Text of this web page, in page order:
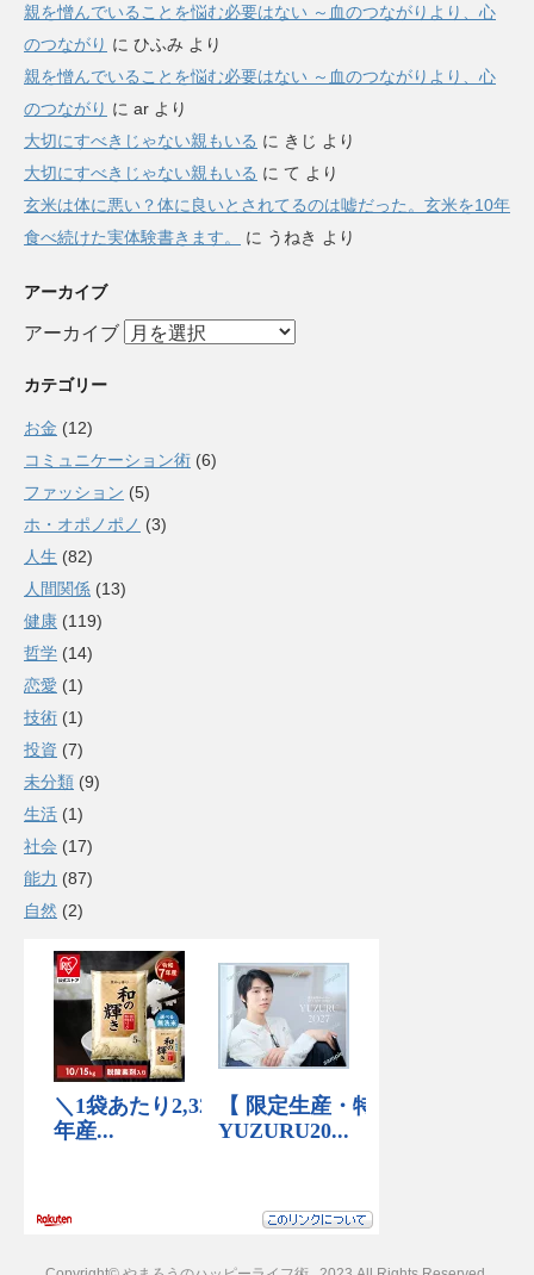
親を憎んでいることを悩む必要はない ～血のつながりより、心
のつながり に ひふみ より
親を憎んでいることを悩む必要はない ～血のつながりより、心
のつながり に ar より
大切にすべきじゃない親もいる に きじ より
大切にすべきじゃない親もいる に て より
玄米は体に悪い？体に良いとされてるのは嘘だった。玄米を10年
食べ続けた実体験書きます。
に うねき より
アーカイブ
アーカイブ
カテゴリー
お金 (12)
コミュニケーション術 (6)
ファッション (5)
ホ・オポノポノ (3)
人生 (82)
人間関係 (13)
健康 (119)
哲学 (14)
恋愛 (1)
技術 (1)
投資 (7)
未分類 (9)
生活 (1)
社会 (17)
能力 (87)
自然 (2)